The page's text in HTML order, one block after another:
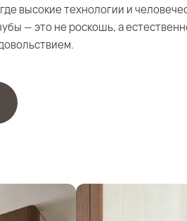
высокие технологии и
— это не роскошь, а